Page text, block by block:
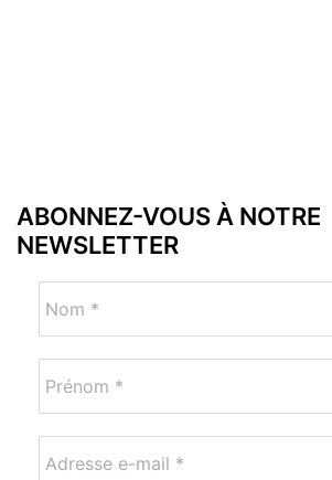
ABONNEZ-VOUS À NOTRE
NEWSLETTER